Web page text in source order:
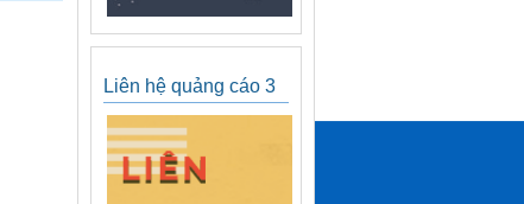
Liên hệ quảng cáo 3